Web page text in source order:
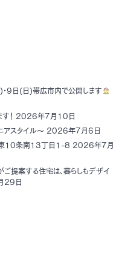
9日(日)帯広市内で公開します
！ 2026年7月10日
スタイル～ 2026年7月6日
10条南13丁目1-8 2026年7月
ご提案する住宅は、暮らしもデザイ
29日